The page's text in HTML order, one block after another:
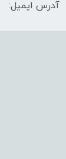
آدرس ایمیل: